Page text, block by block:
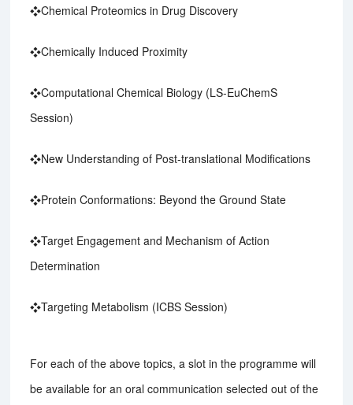
❖Chemical Proteomics in Drug Discovery
❖Chemically Induced Proximity
❖Computational Chemical Biology (LS-EuChemS
Session)
❖New Understanding of Post-translational Modifications
❖Protein Conformations: Beyond the Ground State
❖Target Engagement and Mechanism of Action
Determination
❖Targeting Metabolism (ICBS Session)
For each of the above topics, a slot in the programme will
be available for an oral communication selected out of the